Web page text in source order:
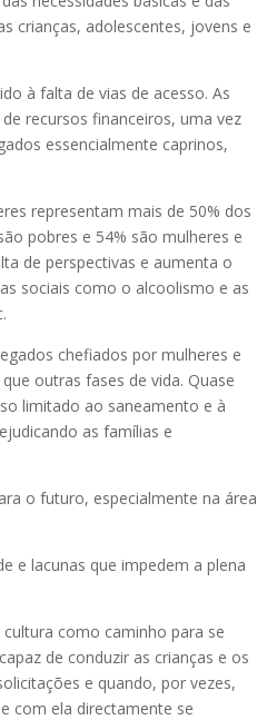
crianças, adolescentes, jovens e
à falta de vias de acesso. As
recursos financeiros, uma vez
essencialmente caprinos,
representam mais de 50% dos
pobres e 54% são mulheres e
de perspectivas e aumenta o
sociais como o alcoolismo e as
chefiados por mulheres e
outras fases de vida. Quase
limitado ao saneamento e à
as famílias e
o futuro, especialmente na área
e lacunas que impedem a plena
como caminho para se
de conduzir as crianças e os
e quando, por vezes,
com ela directamente se